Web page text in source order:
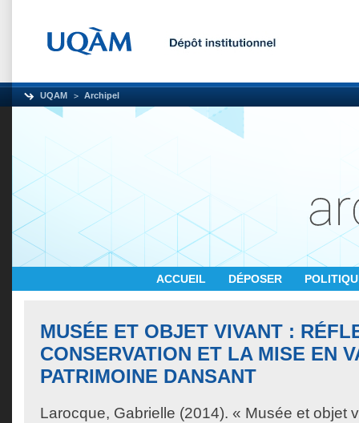
UQAM Archipel
ACCUEIL DÉPOSER
MUSÉE ET OBJET VIVANT :
CONSERVATION ET LA MISE EN
PATRIMOINE DANSANT
Larocque, Gabrielle (2014). « Musée et objet